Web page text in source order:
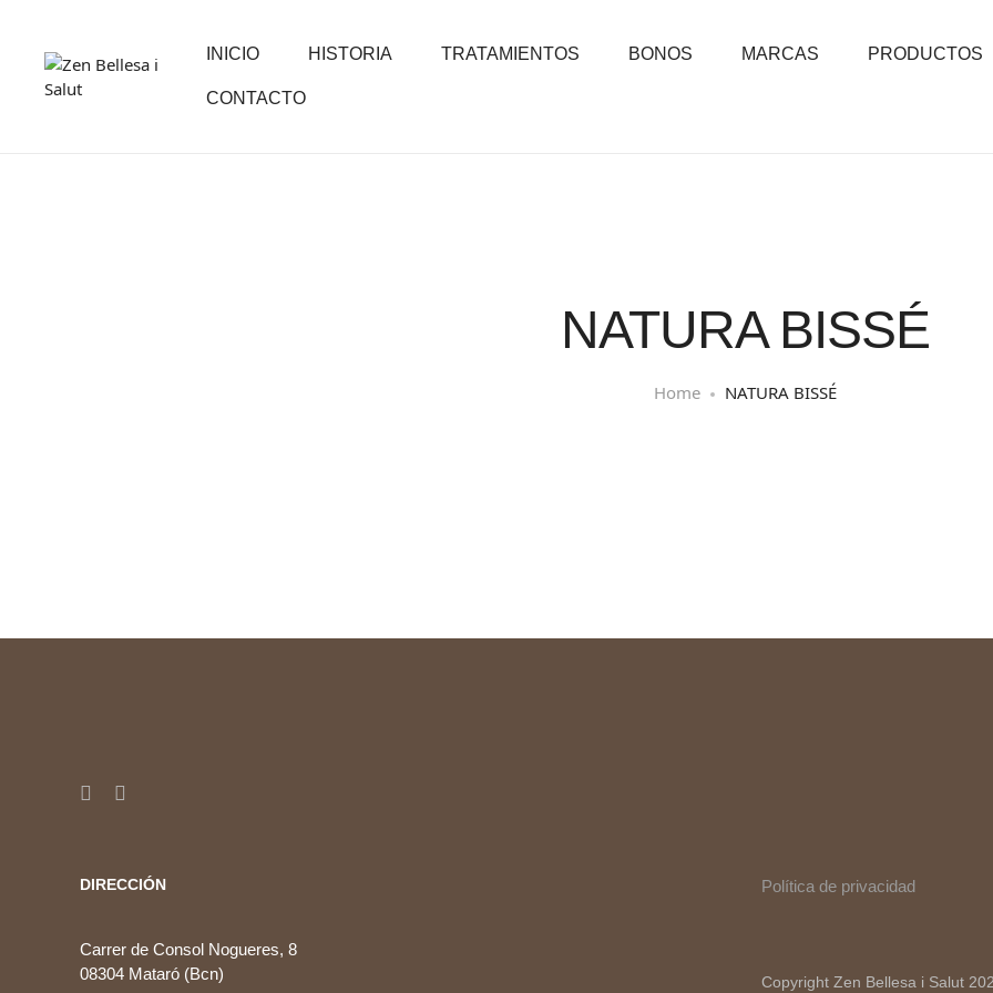
INICIO HISTORIA TRATAMIENTOS BONOS MARCAS PRODUCTOS
CONTACTO
NATURA BISSÉ
Home NATURA BISSÉ
DIRECCIÓN
Carrer de Consol Nogueres, 8
08304 Mataró (Bcn)
Política de privacidad
Copyright Zen Bellesa i Salut